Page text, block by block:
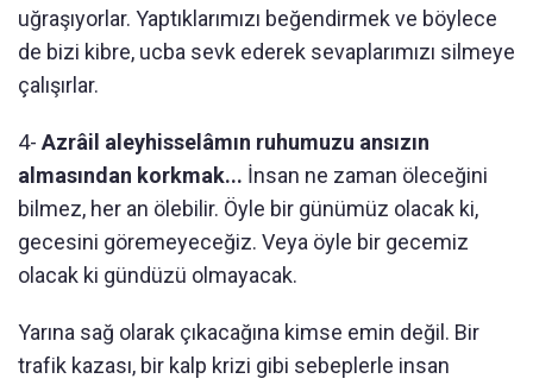
uğraşıyorlar. Yaptıklarımızı beğendirmek ve böylece
de bizi kibre, ucba sevk ederek sevaplarımızı silmeye
çalışırlar.
4- Azrâil aleyhisselâmın ruhumuzu ansızın
almasından korkmak... İnsan ne zaman öleceğini
bilmez, her an ölebilir. Öyle bir günümüz olacak ki,
gecesini göremeyeceğiz. Veya öyle bir gecemiz
olacak ki gündüzü olmayacak.
Yarına sağ olarak çıkacağına kimse emin değil. Bir
trafik kazası, bir kalp krizi gibi sebeplerle insan